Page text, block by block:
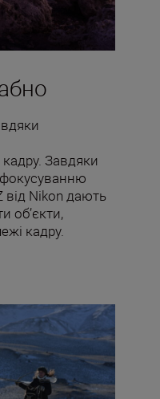
Завдяки
від Nikon дають
об’єкти,
кадру.